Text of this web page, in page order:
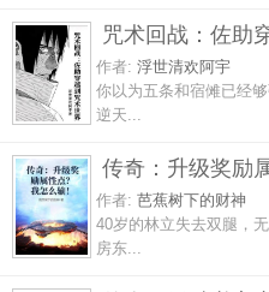
咒术回战：佐助
作者: 浮世清欢阿宇
你以为五条和宿傩已经
逆天...
传奇：升级奖励
作者: 芭蕉树下的财神
40岁的林立失去双腿，
房东...